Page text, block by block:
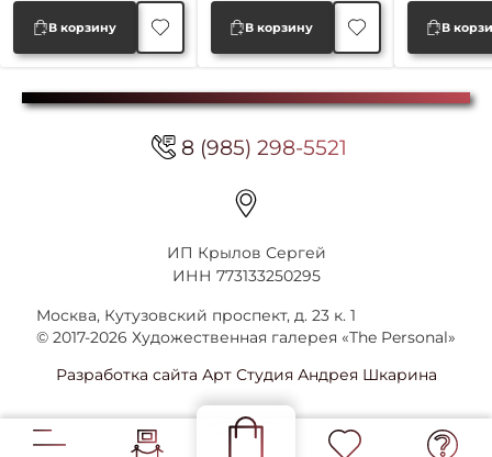
В корзину В корзину В
8 (985) 298-5521
ИП Крылов Сергей
ИНН 773133250295
Москва, Кутузовский проспект, д. 23 к. 1
© 2017-2026 Художественная галерея «The Personal»
Разработка сайта Арт Студия Андрея Шкарина